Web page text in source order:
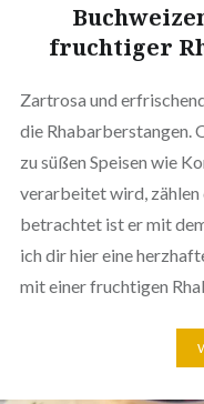
fruchtiger
Zartrosa und
die Rhabarberstangen.
zu süßen Speisen wie
verarbeitet wird, zählen
betrachtet ist er mit
ich dir hier eine
mit einer fruchtigen